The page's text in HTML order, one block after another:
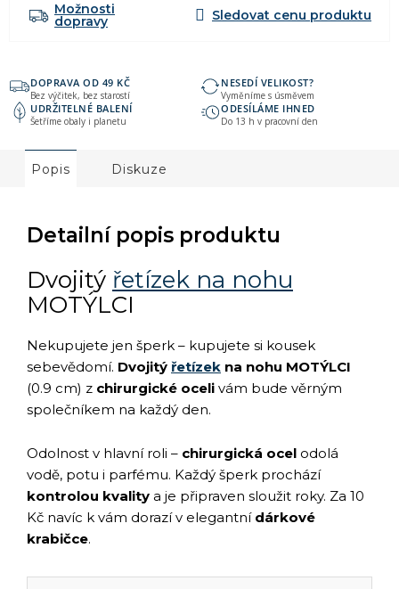
Možnosti
dopravy
DOPRAVA OD 49 KČ
Bez výčitek, bez starostí
NESEDÍ VELIKOST?
Vyměníme s úsměvem
UDRŽITELNÉ BALENÍ
Šetříme obaly i planetu
ODESÍLÁME IHNED
Do 13 h v pracovní den
Popis Diskuze
Detailní popis produktu
Dvojitý řetízek na nohu
MOTÝLCI
Nekupujete jen šperk – kupujete si kousek
sebevědomí. Dvojitý řetízek na nohu MOTÝLCI
(0.9 cm) z chirurgické oceli vám bude věrným
společníkem na každý den.
Odolnost v hlavní roli – chirurgická ocel odolá
vodě, potu i parfému. Každý šperk prochází
kontrolou kvality a je připraven sloužit roky. Za 10
Kč navíc k vám dorazí v elegantní dárkové
krabičce.